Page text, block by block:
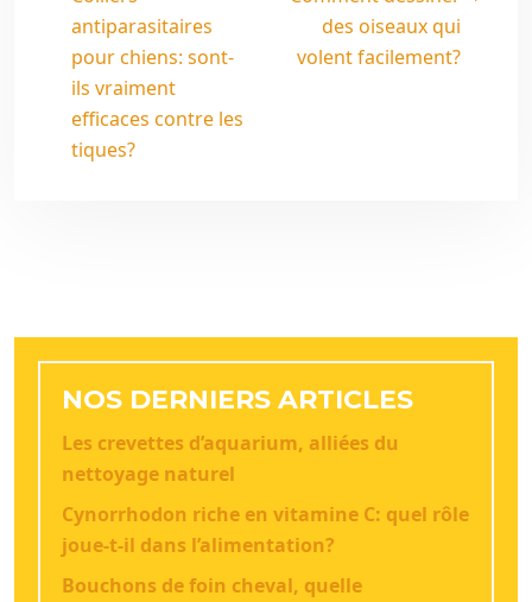
antiparasitaires
pour chiens: sont-
ils vraiment
efficaces contre les
tiques?
des oiseaux qui
volent facilement?
NOS DERNIERS ARTICLES
Les crevettes d’aquarium, alliées du
nettoyage naturel
Cynorrhodon riche en vitamine C: quel rôle
joue-t-il dans l’alimentation?
Bouchons de foin cheval, quelle